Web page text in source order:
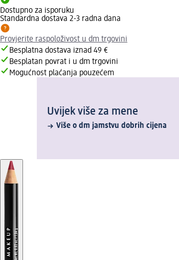
Dostupno za isporuku
Standardna dostava 2-3 radna dana
Provjerite raspoloživost u dm trgovini
Besplatna dostava iznad 49 €
Besplatan povrat i u dm trgovini
Mogućnost plaćanja pouzećem
Uvijek više za mene
Više o dm jamstvu dobrih cijena